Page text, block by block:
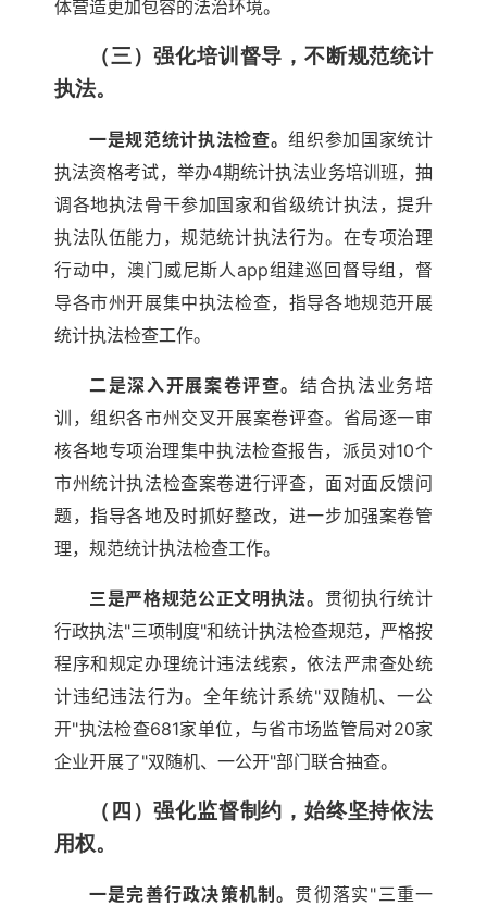
体营造更加包容的法治环境。
（三）强化培训督导，不断规范统计
执法。
一是规范统计执法检查。组织参加国家统计
执法资格考试，举办4期统计执法业务培训班，抽
调各地执法骨干参加国家和省级统计执法，提升
执法队伍能力，规范统计执法行为。在专项治理
行动中，澳门威尼斯人app组建巡回督导组，督
导各市州开展集中执法检查，指导各地规范开展
统计执法检查工作。
二是深入开展案卷评查。结合执法业务培
训，组织各市州交叉开展案卷评查。省局逐一审
核各地专项治理集中执法检查报告，派员对10个
市州统计执法检查案卷进行评查，面对面反馈问
题，指导各地及时抓好整改，进一步加强案卷管
理，规范统计执法检查工作。
三是严格规范公正文明执法。 贯彻执行统计
行政执法"三项制度"和统计执法检查规范，严格按
程序和规定办理统计违法线索，依法严肃查处统
计违纪违法行为。全年统计系统"双随机、一公
开"执法检查681家单位，与省市场监管局对20家
企业开展了"双随机、一公开"部门联合抽查。
（四）强化监督制约，始终坚持依法
用权。
一是完善行政决策机制。 贯彻落实"三重一